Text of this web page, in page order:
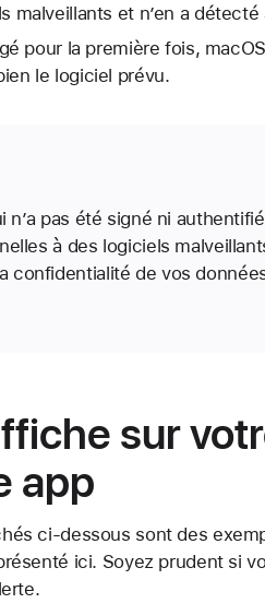
malveillants et n’en a détecté
pour la première fois,
le logiciel prévu.
n’a pas été signé ni
à des logiciels
confidentialité de vos
sur
app
ci-dessous sont des
ici. Soyez prudent si